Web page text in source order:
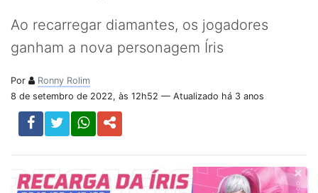
Ao recarregar diamantes, os jogadores
ganham a nova personagem Íris
Por
Ronny Rolim
8 de setembro de 2022, às 12h52 — Atualizado há 3 anos